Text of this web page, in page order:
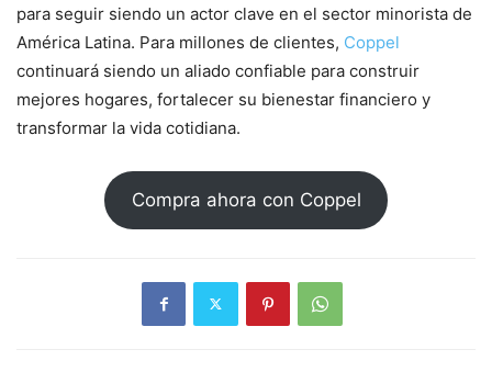
para seguir siendo un actor clave en el sector minorista de
América Latina. Para millones de clientes, Coppel
continuará siendo un aliado confiable para construir
mejores hogares, fortalecer su bienestar financiero y
transformar la vida cotidiana.
Compra ahora con Coppel